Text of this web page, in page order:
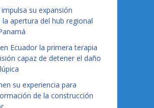
su expansión
apertura del hub regional
Ecuador la primera terapia
capaz de detener el daño
su experiencia para
de la construcción